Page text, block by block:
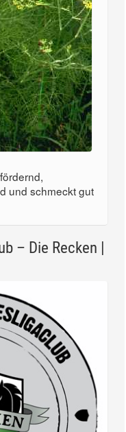
und schmeckt gut
– Die Recken |